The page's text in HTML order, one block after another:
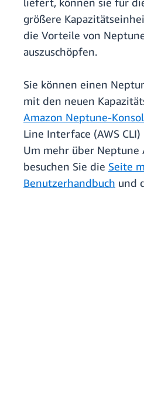
größere
die Vorteile von
auszuschöpfen.
Sie können einen
mit den neuen
Amazon Neptune-
Line Interface (AWS
Um mehr über Neptune
besuchen Sie die Seite
Benutzerhandbuch und